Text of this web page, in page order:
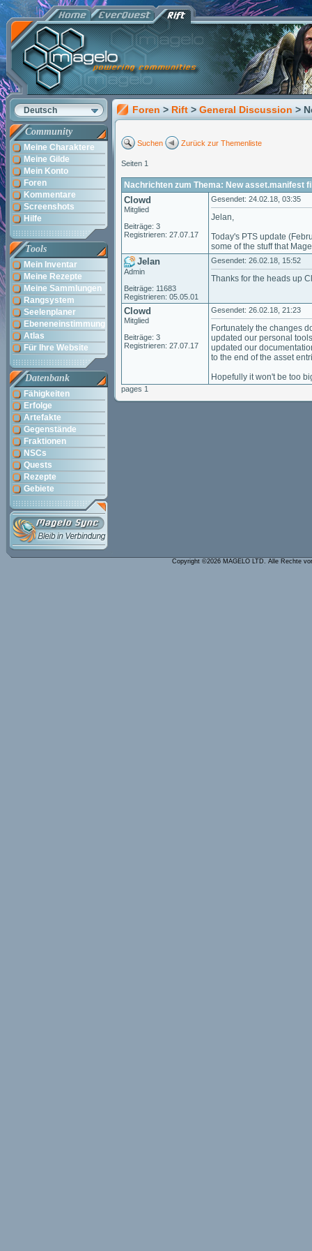
Deutsch
Community
Meine Charaktere
Meine Gilde
Mein Konto
Foren
Kommentare
Screenshots
Hilfe
Tools
Mein Inventar
Meine Rezepte
Meine Sammlungen
Rangsystem
Seelenplaner
Ebeneneinstimmung
Atlas
Für Ihre Website
Datenbank
Fähigkeiten
Erfolge
Artefakte
Gegenstände
Fraktionen
NSCs
Quests
Rezepte
Gebiete
Foren > Rift > General Discussion >
Suchen Zurück zur Themenliste
Seiten 1
Nachrichten zum Thema: New asset.manifest
Clowd
Mitglied
Beiträge: 3
Registrieren: 27.07.17
Gesendet: 24.02.18, 03:35
Jelan,
Today's PTS update
some of the stuff that
Jelan
Admin
Beiträge: 11683
Registrieren: 05.05.01
Gesendet: 26.02.18, 15:52
Thanks for the heads up
Clowd
Mitglied
Beiträge: 3
Registrieren: 27.07.17
Gesendet: 26.02.18, 21:23
Fortunately the changes
updated our personal
updated our
to the end of the asset
Hopefully it won't be too
pages 1
Copyright ©2026 MAGELO LTD. Alle Rechte